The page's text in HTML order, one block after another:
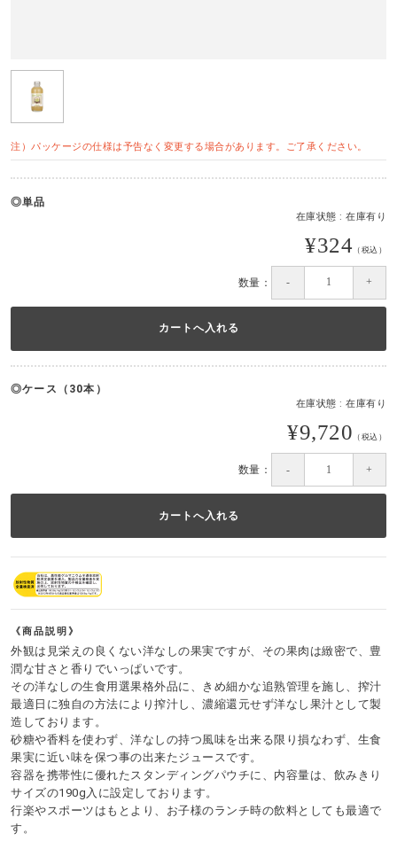
注）パッケージの仕様は予告なく変更する場合があります。ご了承ください。
単品
在庫状態 : 在庫有り
¥324 （税込）
数量：
ケース（30本）
在庫状態 : 在庫有り
¥9,720 （税込）
数量：
商品説明
外観は見栄えの良くない洋なしの果実ですが、その果肉は緻密で、豊
潤な甘さと香りでいっぱいです。
その洋なしの生食用選果格外品に、きめ細かな追熟管理を施し、搾汁
最適日に独自の方法により搾汁し、濃縮還元せず洋なし果汁として製
造しております。
砂糖や香料を使わず、洋なしの持つ風味を出来る限り損なわず、生食
果実に近い味を保つ事の出来たジュースです。
容器を携帯性に優れたスタンディングパウチに、内容量は、飲みきり
サイズの190g入に設定しております。
行楽やスポーツはもとより、お子様のランチ時の飲料としても最適で
す。